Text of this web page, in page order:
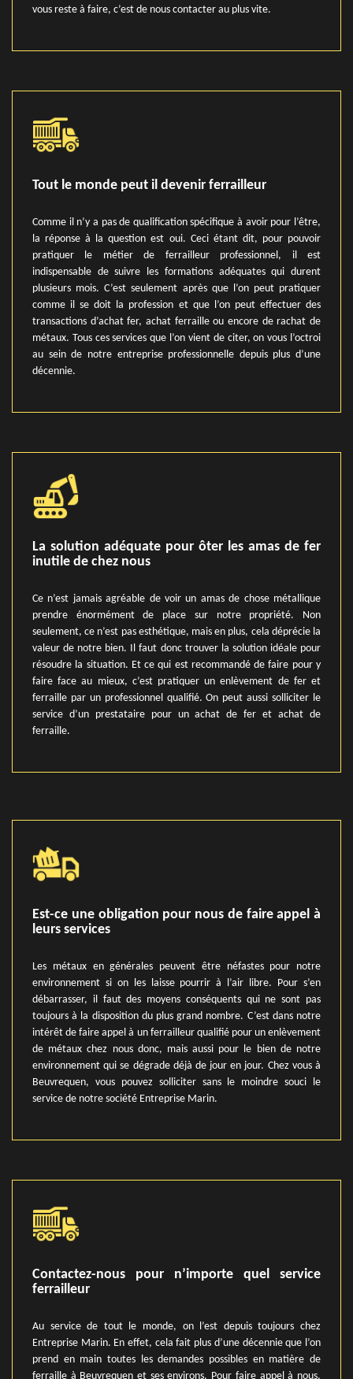
vous reste à faire, c’est de nous contacter au plus vite.
Tout le monde peut il devenir ferrailleur
Comme il n’y a pas de qualification spécifique à avoir pour l’être,
la réponse à la question est oui. Ceci étant dit, pour pouvoir
pratiquer le métier de ferrailleur professionnel, il est
indispensable de suivre les formations adéquates qui durent
plusieurs mois. C’est seulement après que l’on peut pratiquer
comme il se doit la profession et que l’on peut effectuer des
transactions d’achat fer, achat ferraille ou encore de rachat de
métaux. Tous ces services que l’on vient de citer, on vous l’octroi
au sein de notre entreprise professionnelle depuis plus d’une
décennie.
La solution adéquate pour ôter les amas de fer
inutile de chez nous
Ce n’est jamais agréable de voir un amas de chose métallique
prendre énormément de place sur notre propriété. Non
seulement, ce n’est pas esthétique, mais en plus, cela déprécie la
valeur de notre bien. Il faut donc trouver la solution idéale pour
résoudre la situation. Et ce qui est recommandé de faire pour y
faire face au mieux, c’est pratiquer un enlèvement de fer et
ferraille par un professionnel qualifié. On peut aussi solliciter le
service d’un prestataire pour un achat de fer et achat de
ferraille.
Est-ce une obligation pour nous de faire appel à
leurs services
Les métaux en générales peuvent être néfastes pour notre
environnement si on les laisse pourrir à l’air libre. Pour s’en
débarrasser, il faut des moyens conséquents qui ne sont pas
toujours à la disposition du plus grand nombre. C’est dans notre
intérêt de faire appel à un ferrailleur qualifié pour un enlèvement
de métaux chez nous donc, mais aussi pour le bien de notre
environnement qui se dégrade déjà de jour en jour. Chez vous à
Beuvrequen, vous pouvez solliciter sans le moindre souci le
service de notre société Entreprise Marin.
Contactez-nous pour n’importe quel service
ferrailleur
Au service de tout le monde, on l’est depuis toujours chez
Entreprise Marin. En effet, cela fait plus d’une décennie que l’on
prend en main toutes les demandes possibles en matière de
ferraille à Beuvrequen et ses environs. Pour faire appel à nous,